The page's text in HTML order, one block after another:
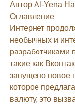
Автор Al-Yena
Оглавление
Интернет
необычных и
разработчиками
такие как
запущено новое
которое
валюту, это